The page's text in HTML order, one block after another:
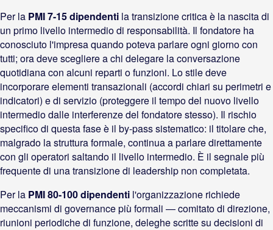
Per la PMI 7-15 dipendenti la transizione critica è la nascita di
un primo livello intermedio di responsabilità. Il fondatore ha
conosciuto l'impresa quando poteva parlare ogni giorno con
tutti; ora deve scegliere a chi delegare la conversazione
quotidiana con alcuni reparti o funzioni. Lo stile deve
incorporare elementi transazionali (accordi chiari su perimetri e
indicatori) e di servizio (proteggere il tempo del nuovo livello
intermedio dalle interferenze del fondatore stesso). Il rischio
specifico di questa fase è il by-pass sistematico: il titolare che,
malgrado la struttura formale, continua a parlare direttamente
con gli operatori saltando il livello intermedio. È il segnale più
frequente di una transizione di leadership non completata.
Per la PMI 80-100 dipendenti l'organizzazione richiede
meccanismi di governance più formali — comitato di direzione,
riunioni periodiche di funzione, deleghe scritte su decisioni di